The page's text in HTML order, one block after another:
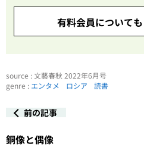
有料会員について
source : 文藝春秋 2022年6月号
genre : エンタメ ロシア 読書
前の記事
銅像と偶像